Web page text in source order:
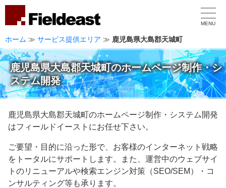
MENU
ホーム ≫ サービス提供エリア ≫ 鹿児島県大島郡天城町
鹿児島県大島郡天城町のホームページ制作・シ
ステム開発
鹿児島県大島郡天城町のホームページ制作・システム開発
はフィールドイーストにお任せ下さい。
ご要望・目的に沿った形で、お客様のインターネット戦略
をトータルにサポートします。また、運営中のウェブサイ
トのリニューアルや検索エンジン対策（SEO/SEM）・コ
ンサルティング等も承ります。